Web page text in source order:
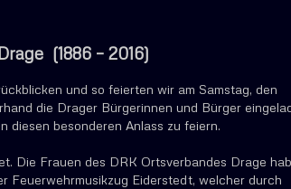
(1886 – 2016)
und so feierten wir am Samstag, den
die Drager Bürgerinnen und Bürger
diesen besonderen Anlass zu feiern.
Die Frauen des DRK Ortsverbandes Drage
Feuerwehrmusikzug Eiderstedt, welcher durch